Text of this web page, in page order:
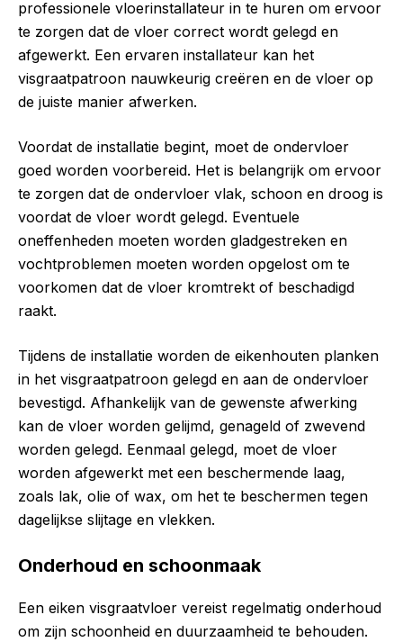
professionele vloerinstallateur in te huren om ervoor
te zorgen dat de vloer correct wordt gelegd en
afgewerkt. Een ervaren installateur kan het
visgraatpatroon nauwkeurig creëren en de vloer op
de juiste manier afwerken.
Voordat de installatie begint, moet de ondervloer
goed worden voorbereid. Het is belangrijk om ervoor
te zorgen dat de ondervloer vlak, schoon en droog is
voordat de vloer wordt gelegd. Eventuele
oneffenheden moeten worden gladgestreken en
vochtproblemen moeten worden opgelost om te
voorkomen dat de vloer kromtrekt of beschadigd
raakt.
Tijdens de installatie worden de eikenhouten planken
in het visgraatpatroon gelegd en aan de ondervloer
bevestigd. Afhankelijk van de gewenste afwerking
kan de vloer worden gelijmd, genageld of zwevend
worden gelegd. Eenmaal gelegd, moet de vloer
worden afgewerkt met een beschermende laag,
zoals lak, olie of wax, om het te beschermen tegen
dagelijkse slijtage en vlekken.
Onderhoud en schoonmaak
Een eiken visgraatvloer vereist regelmatig onderhoud
om zijn schoonheid en duurzaamheid te behouden.